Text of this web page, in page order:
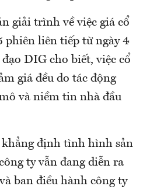
giải trình về việc giá cổ
phiên liên tiếp từ ngày 4
DIG cho biết, việc cổ
giá đều do tác động
và niềm tin nhà đầu
định tình hình sản
ty vẫn đang diễn ra
ban điều hành công ty